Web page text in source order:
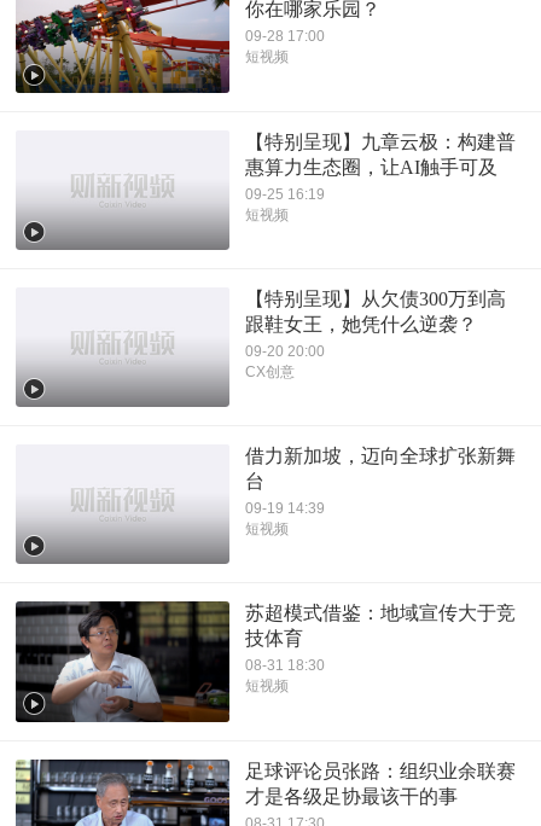
你在哪家乐园？
09-28 17:00
短视频
【特别呈现】九章云极：构建普
惠算力生态圈，让AI触手可及
09-25 16:19
短视频
【特别呈现】从欠债300万到高
跟鞋女王，她凭什么逆袭？
09-20 20:00
CX创意
借力新加坡，迈向全球扩张新舞
台
09-19 14:39
短视频
苏超模式借鉴：地域宣传大于竞
技体育
08-31 18:30
短视频
足球评论员张路：组织业余联赛
才是各级足协最该干的事